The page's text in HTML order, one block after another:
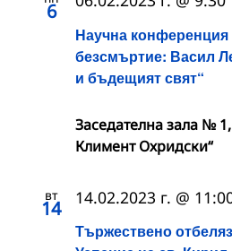
6
Научна конференция
безсмъртие: Васил
и бъдещият свят“
Заседателна зала №
Климент Охридски“
вт
14
Тържествено
14.02.2023 г. @